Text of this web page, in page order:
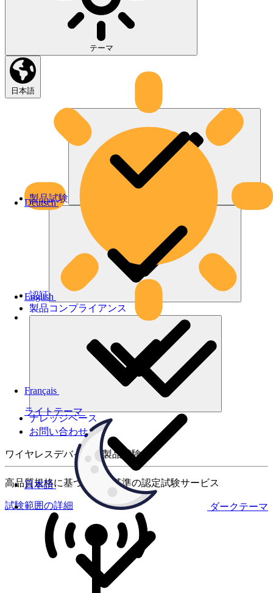
テーマ
ライトテーマ
ダークテーマ
日本語
Deutsch
English
Français
日本語
製品試験
認証
製品コンプライアンス
ナレッジベース
お問い合わせ
ワイヤレスデバイスの製品試験
高品質規格に基づく国際基準の認定試験サービス
試験範囲の詳細